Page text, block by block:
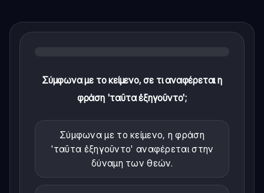
Σύμφωνα με το κείμενο, σε τι αναφέρεται η
φράση 'ταῦτα ἐξηγοῦντο';
Σύμφωνα με το κείμενο, η φράση
'ταῦτα ἐξηγοῦντο' αναφέρεται στην
δύναμη των θεών.